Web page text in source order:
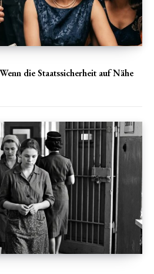
die Staatssicherheit auf Nähe